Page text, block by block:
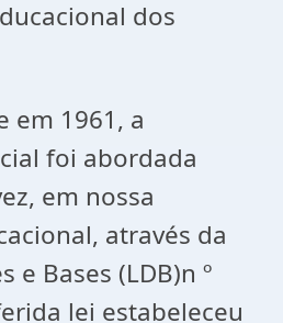
dos
1961, a
foi abordada
em nossa
através da
e Bases (LDB)n º
lei estabeleceu